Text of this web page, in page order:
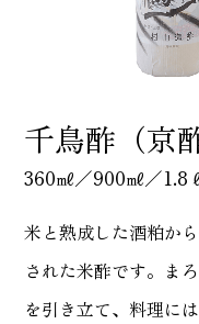
千鳥酢（京
360㎖／900㎖／1.8ℓ
米と熟成した酒粕か
された米酢です。ま
を引き立て、料理に